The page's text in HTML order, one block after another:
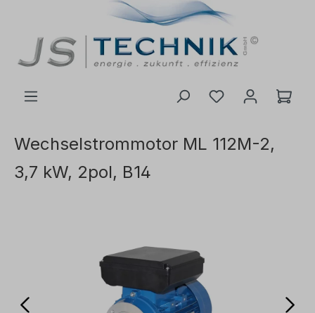
Wechselstrommotor ML 112M-2,
3,7 kW, 2pol, B14